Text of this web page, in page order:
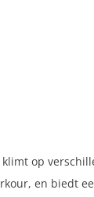
op
en biedt